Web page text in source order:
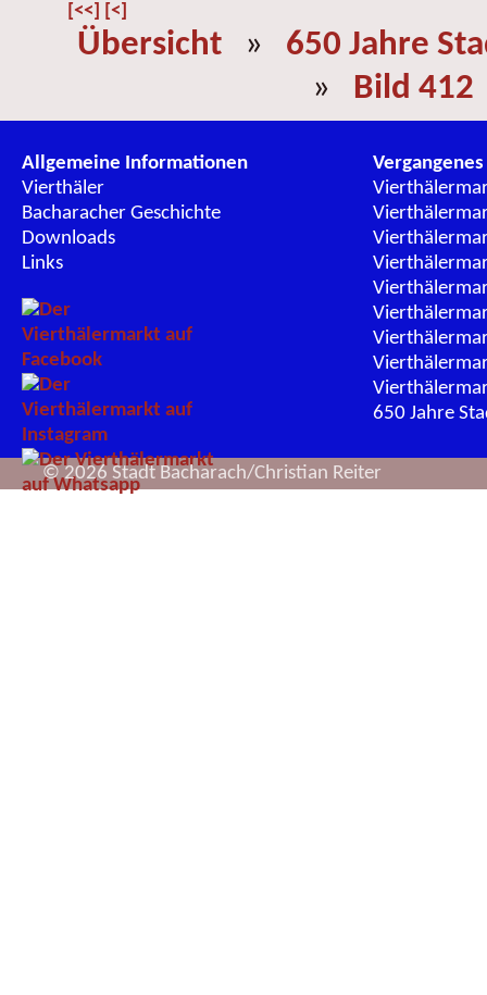
[<<] [<]
Übersicht » 650 Jahre
» Bild 412
Allgemeine Informationen
Vierthäler
Bacharacher Geschichte
Downloads
Links
Vergangenes
650 Jahre
© 2026 Stadt Bacharach/Christian Reiter